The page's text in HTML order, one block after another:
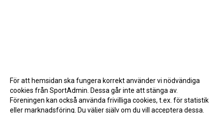
För att hemsidan ska fungera korrekt använder vi nödvändiga
cookies från SportAdmin. Dessa går inte att stänga av.
Föreningen kan också använda frivilliga cookies, t.ex. för statistik
eller marknadsföring. Du väljer själv om du vill acceptera dessa.